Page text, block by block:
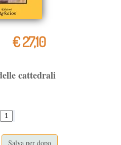
€ 27,10
cattedrali
Salva per dopo